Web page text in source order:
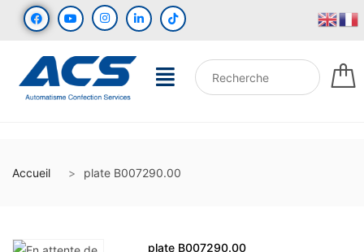
Accueil plate B007290.00
plate B007290.00